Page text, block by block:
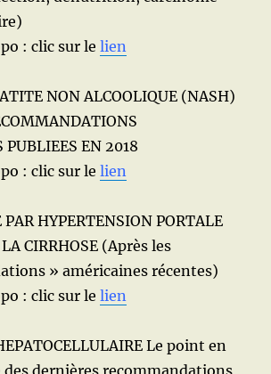
: clic sur lelien
NON ALCOOLIQUE (NASH)
PUBLIEES EN 2018
: clic sur lelien
HYPERTENSION PORTALE
LA CIRRHOSE (Après les
» américaines récentes)
: clic sur lelien
Le point en
des dernières recommandations